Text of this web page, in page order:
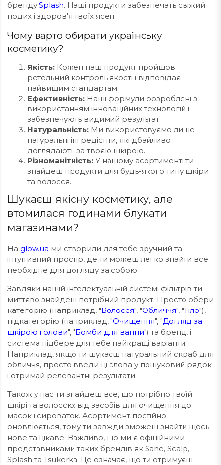
бренду Splash. Наші продукти забезпечать свіжий
подих і здоров'я твоїх ясен.
Чому варто обирати українську
косметику?
Якість: Кожен наш продукт пройшов
ретельний контроль якості і відповідає
найвищим стандартам.
Ефективність: Наші формули розроблені з
використанням інноваційних технологій і
забезпечують видимий результат.
Натуральність: Ми використовуємо лише
натуральні інгредієнти, які дбайливо
доглядають за твоєю шкірою.
Різноманітність: У нашому асортименті ти
знайдеш продукти для будь-якого типу шкіри
та волосся.
Шукаєш якісну косметику, але
втомилася годинами блукати
магазинами?
На glow.ua ми створили для тебе зручний та
інтуїтивний простір, де ти можеш легко знайти все
необхідне для догляду за собою.
Завдяки нашій інтелектуальній системі фільтрів ти
миттєво знайдеш потрібний продукт. Просто обери
категорію (наприклад, "Волосся", "Обличчя", "Тіло"),
підкатегорію (наприклад, "Очищення", "Догляд за
шкірою голови", "Бомби для ванни") та бренд, і
система підбере для тебе найкращі варіанти.
Наприклад, якщо ти шукаєш натуральний скраб для
обличчя, просто введи ці слова у пошуковий рядок
і отримай релевантні результати.
Також у нас ти знайдеш все, що потрібно твоїй
шкірі та волоссю: від засобів для очищення до
масок і сироваток. Асортимент постійно
оновлюється, тому ти завжди зможеш знайти щось
нове та цікаве. Важливо, що ми є офіційними
представниками таких брендів як Sane, Scalp,
Splash та Tsukerka. Це означає, що ти отримуєш